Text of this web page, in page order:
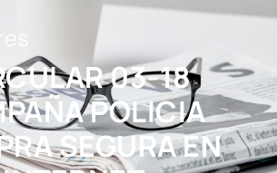
03-18
POLICIA
SEGURA EN